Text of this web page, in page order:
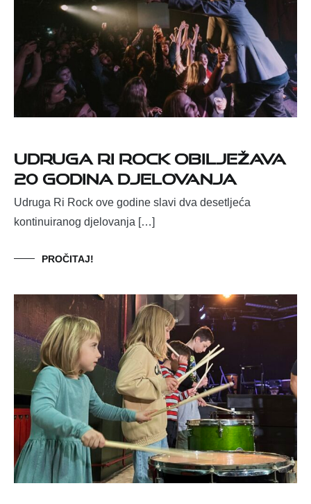
UDRUGA RI ROCK OBILJEŽAVA
20 GODINA DJELOVANJA
Udruga Ri Rock ove godine slavi dva desetljeća
kontinuiranog djelovanja […]
PROČITAJ!